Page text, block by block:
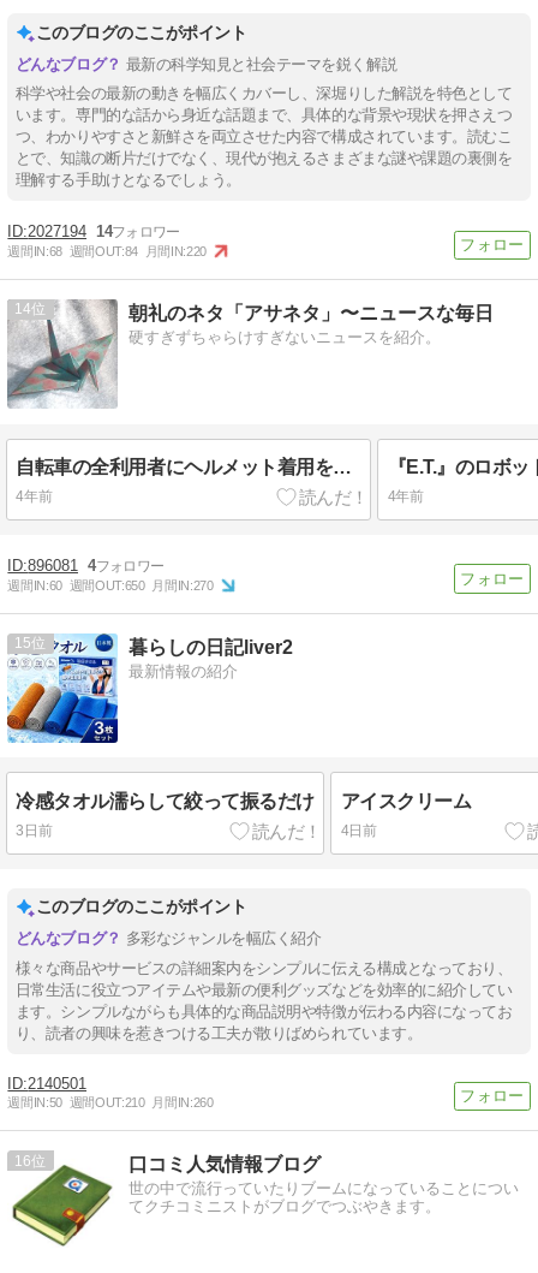
このブログのここがポイント
最新の科学知見と社会テーマを鋭く解説
科学や社会の最新の動きを幅広くカバーし、深堀りした解説を特色として
います。専門的な話から身近な話題まで、具体的な背景や現状を押さえつ
つ、わかりやすさと新鮮さを両立させた内容で構成されています。読むこ
とで、知識の断片だけでなく、現代が抱えるさまざまな謎や課題の裏側を
理解する手助けとなるでしょう。
2027194 14
週間IN:68 週間OUT:84 月間IN:220
14 朝礼のネタ「アサネタ」〜ニュースな毎日
硬すぎずちゃらけすぎないニュースを紹介。
自転車の全利用者にヘルメット着用を義務化
4年前 4年前
896081 4
週間IN:60 週間OUT:650 月間IN:270
15 暮らしの日記liver2
最新情報の紹介
冷感タオル濡らして絞って振るだけ
3日前
アイスクリーム
4日前
このブログのここがポイント
多彩なジャンルを幅広く紹介
様々な商品やサービスの詳細案内をシンプルに伝える構成となっており、
日常生活に役立つアイテムや最新の便利グッズなどを効率的に紹介してい
ます。シンプルながらも具体的な商品説明や特徴が伝わる内容になってお
り、読者の興味を惹きつける工夫が散りばめられています。
2140501
週間IN:50 週間OUT:210 月間IN:260
16 口コミ人気情報ブログ
世の中で流行っていたりブームになっていることについ
てクチコミニストがブログでつぶやきます。